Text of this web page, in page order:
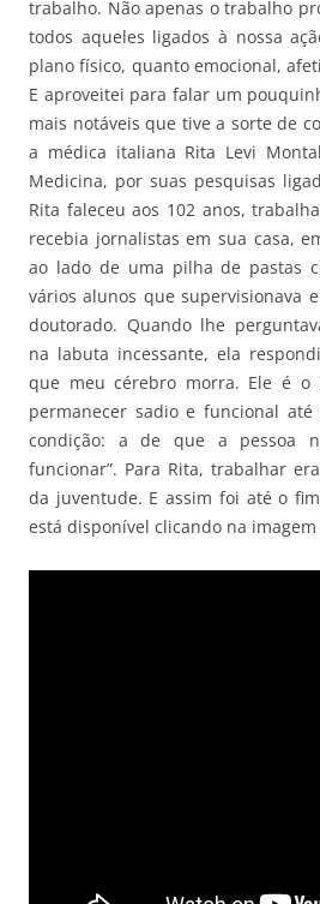
trabalho. Não apenas o trabalho
todos aqueles ligados à nossa
plano físico, quanto emocional,
E aproveitei para falar um
mais notáveis que tive a sorte de
a médica italiana Rita Levi
Medicina, por suas pesquisas
Rita faleceu aos 102 anos,
recebia jornalistas em sua casa,
ao lado de uma pilha de pastas
vários alunos que supervisionava
doutorado. Quando lhe
na labuta incessante, ela
que meu cérebro morra. Ele é o
permanecer sadio e funcional
condição: a de que a pessoa
funcionar”. Para Rita, trabalhar
da juventude. E assim foi até o
está disponível clicando na